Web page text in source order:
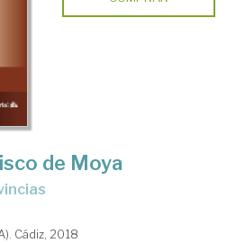
de Moya
Cádiz, 2018